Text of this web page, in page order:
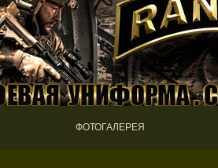
ФОТОГАЛЕРЕЯ